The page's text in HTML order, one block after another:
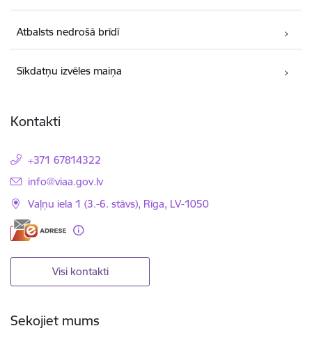
Atbalsts nedrošā brīdī
Sīkdatņu izvēles maiņa
Kontakti
+371 67814322
E-pasts:
info@viaa.gov.lv
Vaļņu iela 1 (3.-6. stāvs), Rīga, LV-1050
Visi kontakti
Sekojiet mums